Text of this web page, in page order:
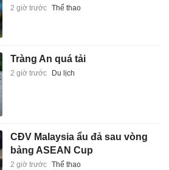
2 giờ trước Thể thao
Tràng An quá tải
2 giờ trước Du lịch
CĐV Malaysia ẩu đả sau vòng
bảng ASEAN Cup
2 giờ trước Thể thao